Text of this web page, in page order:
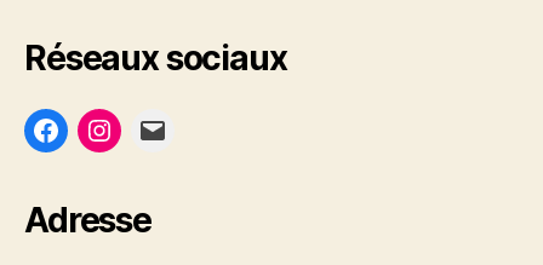
Réseaux sociaux
Adresse